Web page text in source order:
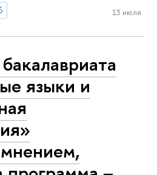
13 июля
языки и